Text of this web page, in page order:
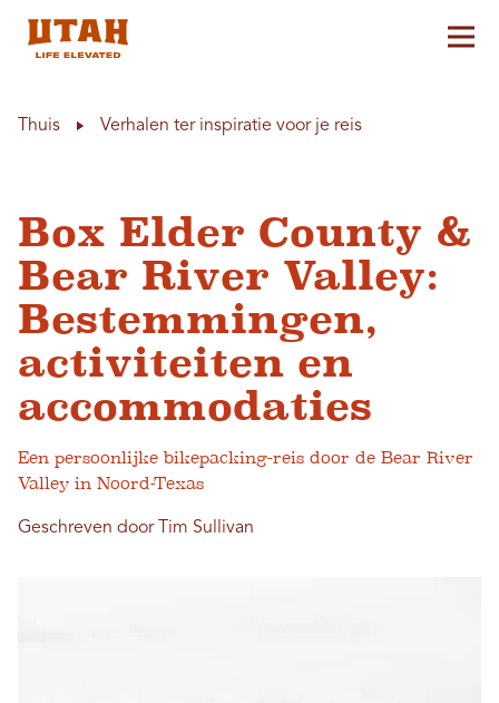
Thuis Verhalen ter inspiratie voor je reis
Box Elder County &
Bear River Valley:
Bestemmingen,
activiteiten en
accommodaties
Een persoonlijke bikepacking-reis door de Bear River
Valley in Noord-Texas
Geschreven door Tim Sullivan